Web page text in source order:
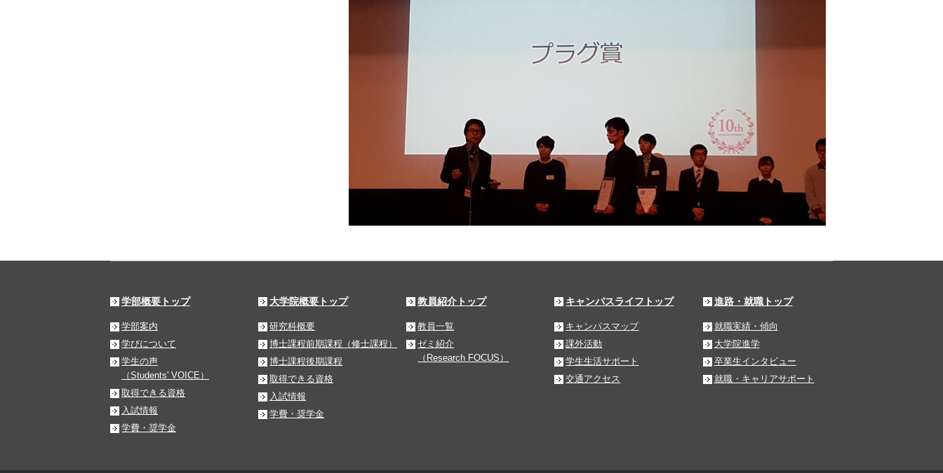
学部概要トップ
学部案内
学びについて
学生の声
（Students' VOICE）
取得できる資格
入試情報
学費・奨学金
大学院概要トップ
研究科概要
博士課程前期課程（修士課程）
博士課程後期課程
取得できる資格
入試情報
学費・奨学金
教員紹介トップ
教員一覧
ゼミ紹介
（Research FOCUS）
キャンパスライフトップ
キャンパスマップ
課外活動
学生生活サポート
交通アクセス
進路・就職トップ
就職実績・傾向
大学院進学
卒業生インタビュー
就職・キャリアサポート